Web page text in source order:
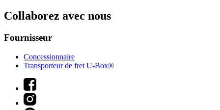
Collaborez avec nous
Fournisseur
Concessionnaire
Transporteur de fret U-Box®